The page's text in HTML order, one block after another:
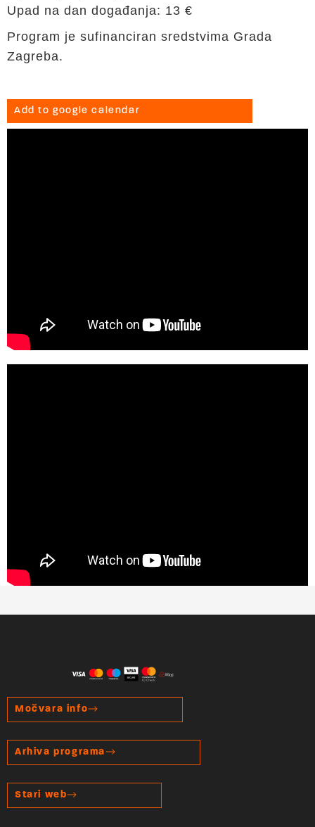
Upad na dan događanja: 13 €
Program je sufinanciran sredstvima Grada
Zagreba.
Add to google calendar
Močvara info
Arhiva programa
Stari web